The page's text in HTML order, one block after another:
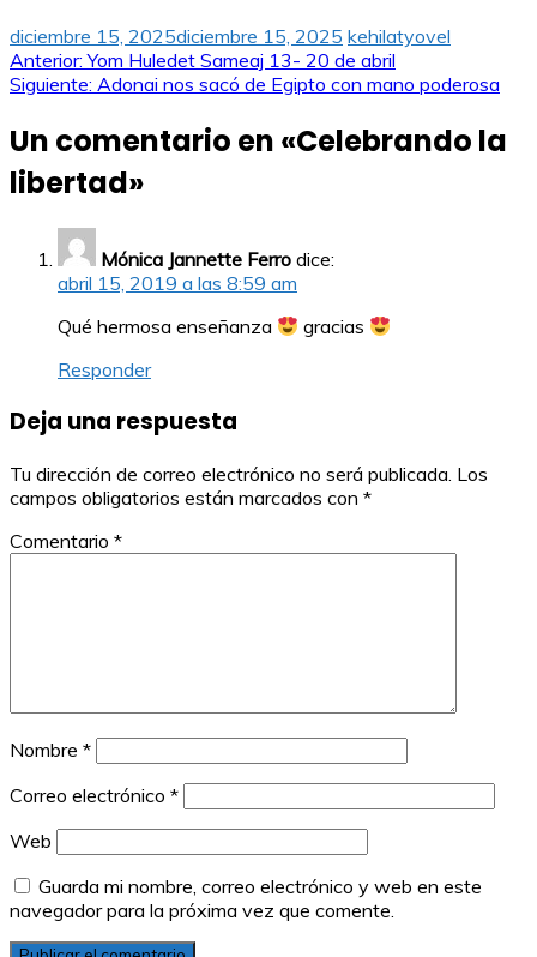
diciembre 15, 2025diciembre 15, 2025 kehilatyovel
Navegación
entradas
Anterior: Yom Huledet Sameaj 13- 20 de abril
Siguiente: Adonai nos sacó de Egipto con mano poderosa
Un comentario en «Celebrando la
libertad»
Mónica Jannette Ferro dice:
abril 15, 2019 a las 8:59 am
Qué hermosa enseñanza
gracias
Responder
Deja una respuesta
Tu dirección de correo electrónico no será publicada. Los
campos obligatorios están marcados con *
Comentario *
Nombre *
Correo electrónico *
Web
Guarda mi nombre, correo electrónico y web en este
navegador para la próxima vez que comente.